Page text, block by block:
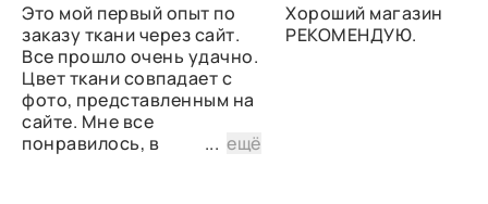
Это мой первый опыт по
заказу ткани через сайт.
Все прошло очень удачно.
Цвет ткани совпадает с
фото, представленным на
сайте. Мне все
понравилось, в
...ещё
Хороший магазин
РЕКОМЕНДУЮ.